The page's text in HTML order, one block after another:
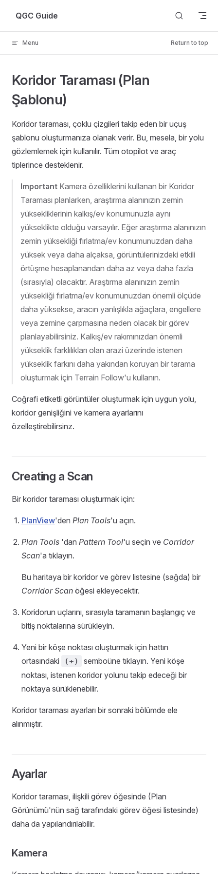
Skip to content
QGC Guide
Menu Return to top
Koridor Taraması (Plan
Şablonu)
Koridor taraması, çoklu çizgileri takip eden bir uçuş
şablonu oluşturmanıza olanak verir. Bu, mesela, bir yolu
gözlemlemek için kullanılır. Tüm otopilot ve araç
tiplerince desteklenir.
Important Kamera özelliklerini kullanan bir Koridor
Taraması planlarken, araştırma alanınızın zemin
yüksekliklerinin kalkış/ev konumunuzla aynı
yükseklikte olduğu varsayılır. Eğer araştırma alanınızın
zemin yüksekliği fırlatma/ev konumunuzdan daha
yüksek veya daha alçaksa, görüntülerinizdeki etkili
örtüşme hesaplanandan daha az veya daha fazla
(sırasıyla) olacaktır. Araştırma alanınızın zemin
yüksekliği fırlatma/ev konumunuzdan önemli ölçüde
daha yüksekse, aracın yanlışlıkla ağaçlara, engellere
veya zemine çarpmasına neden olacak bir görev
planlayabilirsiniz. Kalkış/ev rakımınızdan önemli
yükseklik farklılıkları olan arazi üzerinde istenen
yükseklik farkını daha yakından koruyan bir tarama
oluşturmak için Terrain Follow'u kullanın.
Coğrafi etiketli görüntüler oluşturmak için uygun yolu,
koridor genişliğini ve kamera ayarlarını
özelleştirebilirsinz.
Creating a Scan
Bir koridor taraması oluşturmak için:
PlanView'den Plan Tools'u açın.
Plan Tools 'dan Pattern Tool'u seçin ve Corridor
Scan'a tıklayın.
Bu haritaya bir koridor ve görev listesine (sağda) bir
Corridor Scan öğesi ekleyecektir.
Koridorun uçlarını, sırasıyla taramanın başlangıç ve
bitiş noktalarına sürükleyin.
Yeni bir köşe noktası oluşturmak için hattın
ortasındaki
(+)
semboüne tıklayın. Yeni köşe
noktası, istenen koridor yolunu takip edeceği bir
noktaya sürüklenebilir.
Koridor taraması ayarları bir sonraki bölümde ele
alınmıştır.
Ayarlar
Koridor taraması, ilişkili görev öğesinde (Plan
Görünümü'nün sağ tarafındaki görev öğesi listesinde)
daha da yapılandırılabilir.
Kamera